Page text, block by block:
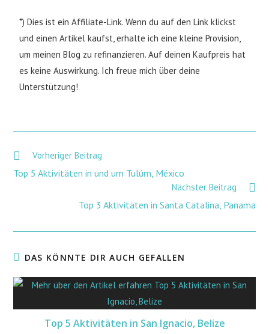
*) Dies ist ein Affiliate-Link. Wenn du auf den Link klickst
und einen Artikel kaufst, erhalte ich eine kleine Provision,
um meinen Blog zu refinanzieren. Auf deinen Kaufpreis hat
es keine Auswirkung. Ich freue mich über deine
Unterstützung!
Vorheriger Beitrag
Top 5 Aktivitäten in und um Tulúm, México
Nächster Beitrag
Top 3 Aktivitäten in Santa Catalina, Panama
DAS KÖNNTE DIR AUCH GEFALLEN
Top 5 Aktivitäten in San Ignacio, Belize